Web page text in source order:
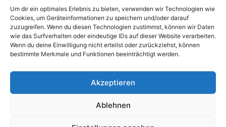
Um dir ein optimales Erlebnis zu bieten, verwenden wir Technologien wie
Cookies, um Geräteinformationen zu speichern und/oder darauf
zuzugreifen. Wenn du diesen Technologien zustimmst, können wir Daten
wie das Surfverhalten oder eindeutige IDs auf dieser Website verarbeiten.
Wenn du deine Einwilligung nicht erteilst oder zurückziehst, können
bestimmte Merkmale und Funktionen beeinträchtigt werden.
Akzeptieren
Ablehnen
Haushaltsversicherung in Österreich: Welche Leistungen im
Alltag häufig überschätzt oder unterschätzt werden
Copyright © 2026 vergleichen.co.at | Alle Rechte vorhanden
Datenschutzerklärung